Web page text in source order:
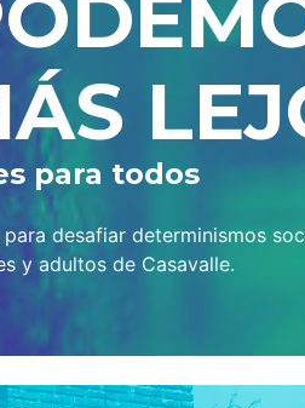
para todos
desafiar determinismos
y adultos de Casavalle.